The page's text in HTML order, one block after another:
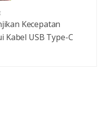
Kecepatan
Kabel USB Type-C